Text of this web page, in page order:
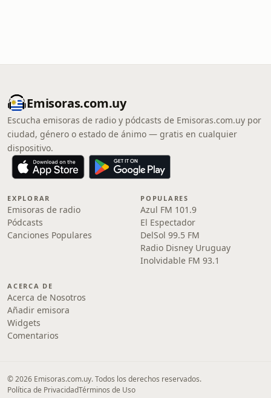
Emisoras.com.uy
Escucha emisoras de radio y pódcasts de Emisoras.com.uy por
ciudad, género o estado de ánimo — gratis en cualquier
dispositivo.
EXPLORAR
Emisoras de radio
Pódcasts
Canciones Populares
POPULARES
Azul FM 101.9
El Espectador
DelSol 99.5 FM
Radio Disney Uruguay
Inolvidable FM 93.1
ACERCA DE
Acerca de Nosotros
Añadir emisora
Widgets
Comentarios
© 2026 Emisoras.com.uy. Todos los derechos reservados.
Política de PrivacidadTérminos de Uso